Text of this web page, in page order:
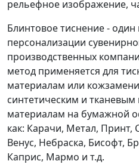
рельефное изображение,
Блинтовое тиснение -
персонализации
производственных
метод применяется для
материалам или
синтетическим и
материалам на бумажной
как: Карачи, Метал, Принт,
Венус, Небраска, Бисофт,
Каприс, Мармо и т.д.